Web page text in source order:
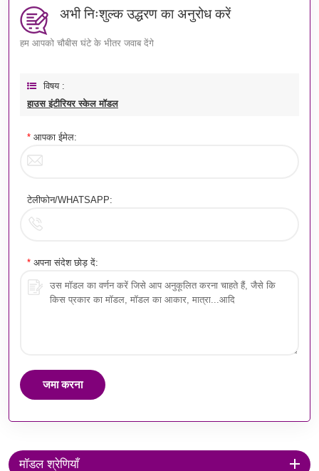
अभी निःशुल्क उद्धरण का अनुरोध करें
हम आपको चौबीस घंटे के भीतर जवाब देंगे
विषय :
हाउस इंटीरियर स्केल मॉडल
* आपका ईमेल:
टेलीफोन/WHATSAPP:
* अपना संदेश छोड़ दें:
जमा करना
मॉडल श्रेणियाँ